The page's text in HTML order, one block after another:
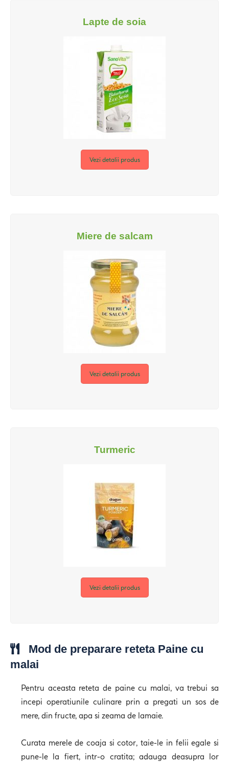
Lapte de soia
Vezi detalii produs
Miere de salcam
Vezi detalii produs
Turmeric
Vezi detalii produs
Mod de preparare reteta Paine cu
malai
Pentru aceasta reteta de paine cu malai, va trebui sa
incepi operatiunile culinare prin a pregati un sos de
mere, din fructe, apa si zeama de lamaie.
Curata merele de coaja si cotor, taie-le in felii egale si
pune-le la fiert, intr-o cratita; adauga deasupra lor